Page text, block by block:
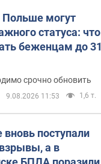
могут
статуса: что
беженцам до 31
срочно обновить
9.08.2026 11:53 1,6 т.
вновь поступали
а в